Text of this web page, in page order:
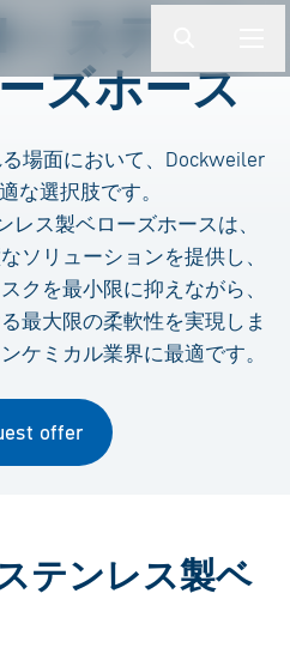
い– ステンレ
ズホース
場面において、Dockweiler
な選択肢です。
ス製ベローズホースは、
ソリューションを提供し、
クを最小限に抑えながら、
最大限の柔軟性を実現しま
ケミカル業界に最適です。
offer
テンレス製ベ